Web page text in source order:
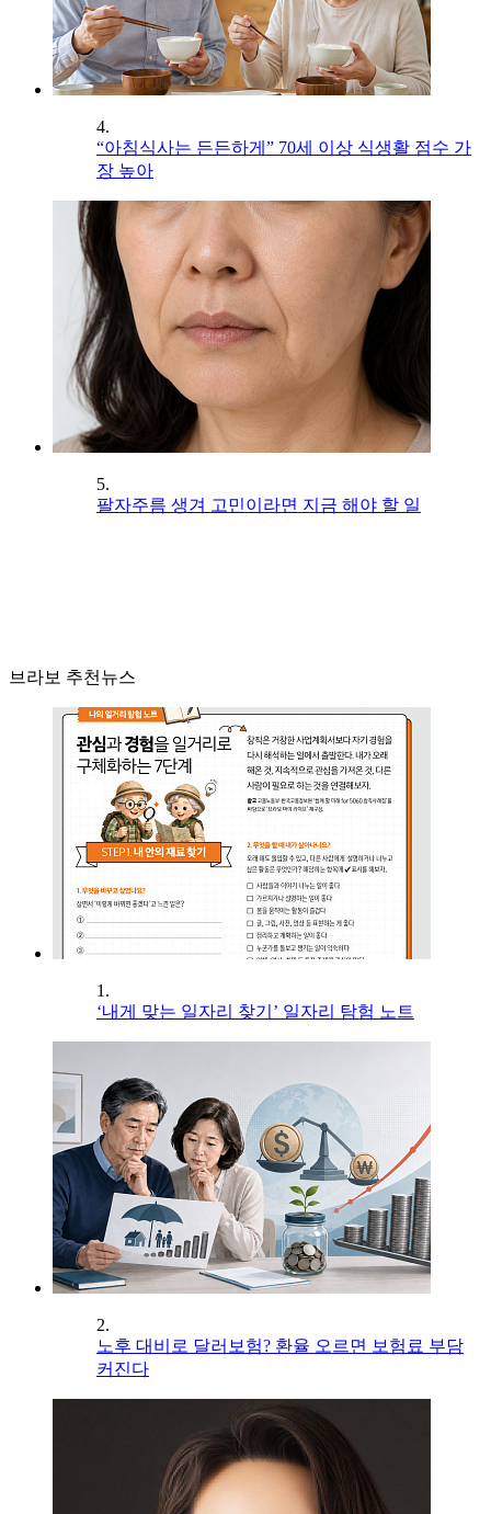
4.
“아침식사는 든든하게” 70세 이상 식생활 점수 가
장 높아
5.
팔자주름 생겨 고민이라면 지금 해야 할 일
브라보 추천뉴스
1.
‘내게 맞는 일자리 찾기’ 일자리 탐험 노트
2.
노후 대비로 달러보험? 환율 오르면 보험료 부담
커진다